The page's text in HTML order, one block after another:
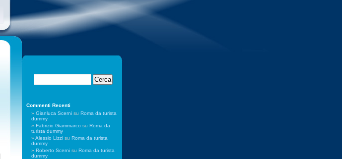
Commenti Recenti
Gianluca Scernisu Roma da turista
dummy
Fabrizio Giammarco su Roma da
turista dummy
Alessio Lizzisu Roma da turista
dummy
Roberto Scernisu Roma da turista
dummy